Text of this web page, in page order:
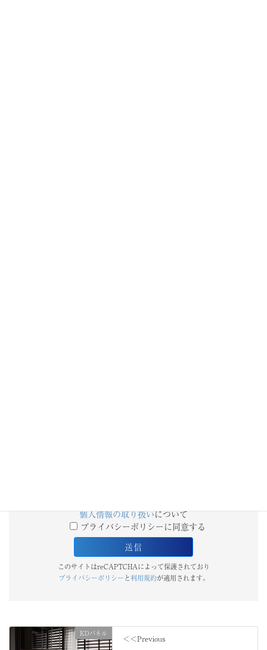
個人情報の取り扱いについて
プライバシーポリシーに同意する
このサイトはreCAPTCHAによって保護されており
プライバシーポリシーと利用規約が適用されます。
KDパネル
＜＜Previous